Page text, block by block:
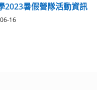
2023暑假營隊活動資訊
16